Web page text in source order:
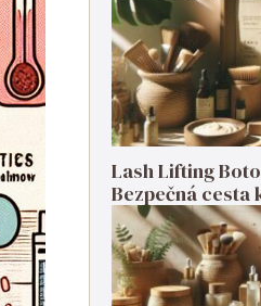
Lash Lifting
Bezpečná cesta